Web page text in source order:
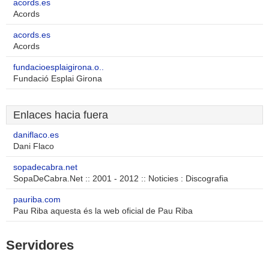
acords.es
Acords
acords.es
Acords
fundacioesplaigirona.o..
Fundació Esplai Girona
Enlaces hacia fuera
daniflaco.es
Dani Flaco
sopadecabra.net
SopaDeCabra.Net :: 2001 - 2012 :: Noticies : Discografia
pauriba.com
Pau Riba aquesta és la web oficial de Pau Riba
Servidores